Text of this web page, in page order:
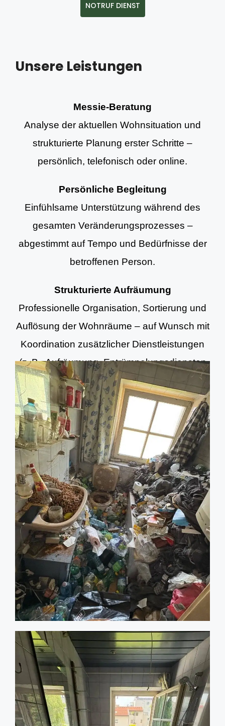
NOTRUF DIENST
Unsere Leistungen
Messie-Beratung
Analyse der aktuellen Wohnsituation und
strukturierte Planung erster Schritte –
persönlich, telefonisch oder online.
Persönliche Begleitung
Einfühlsame Unterstützung während des
gesamten Veränderungsprozesses –
abgestimmt auf Tempo und Bedürfnisse der
betroffenen Person.
Strukturierte Aufräumung
Professionelle Organisation, Sortierung und
Auflösung der Wohnräume – auf Wunsch mit
Koordination zusätzlicher Dienstleistungen
(z. B. Aufräumung, Entrümpelungsdiensten
und Grundreinigung).